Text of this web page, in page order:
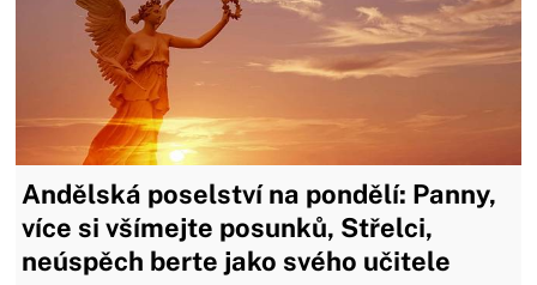
Andělská poselství na pondělí: Panny,
více si všímejte posunků, Střelci,
neúspěch berte jako svého učitele